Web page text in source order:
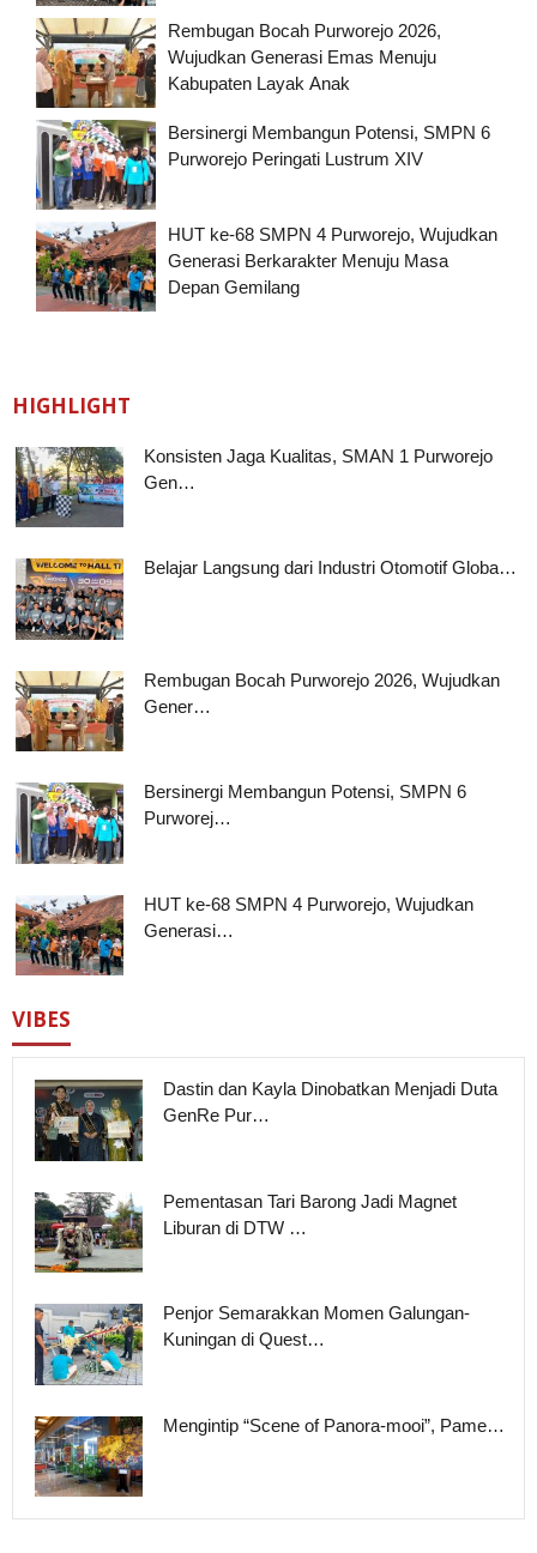
Rembugan Bocah Purworejo 2026,
Wujudkan Generasi Emas Menuju
Kabupaten Layak Anak
Bersinergi Membangun Potensi, SMPN 6
Purworejo Peringati Lustrum XIV
HUT ke-68 SMPN 4 Purworejo, Wujudkan
Generasi Berkarakter Menuju Masa
Depan Gemilang
HIGHLIGHT
Konsisten Jaga Kualitas, SMAN 1 Purworejo
Gen…
Belajar Langsung dari Industri Otomotif Globa…
Rembugan Bocah Purworejo 2026, Wujudkan
Gener…
Bersinergi Membangun Potensi, SMPN 6
Purworej…
HUT ke-68 SMPN 4 Purworejo, Wujudkan
Generasi…
VIBES
Dastin dan Kayla Dinobatkan Menjadi Duta
GenRe Pur…
Pementasan Tari Barong Jadi Magnet
Liburan di DTW …
Penjor Semarakkan Momen Galungan-
Kuningan di Quest…
Mengintip “Scene of Panora-mooi”, Pame…